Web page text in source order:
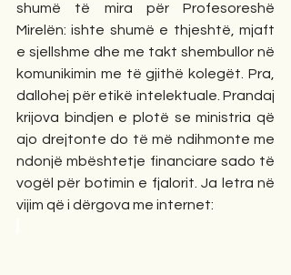
shumë të mira për Profesoreshë
Mirelën: ishte shumë e thjeshtë, mjaft
e sjellshme dhe me takt shembullor në
komunikimin me të gjithë kolegët. Pra,
dallohej për etikë intelektuale. Prandaj
krijova bindjen e plotë se ministria që
ajo drejtonte do të më ndihmonte me
ndonjë mbështetje financiare sado të
vogël për botimin e fjalorit. Ja letra në
vijim që i dërgova me internet: